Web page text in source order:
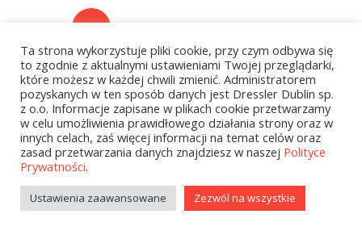
1
Kategorie
zobacz wszystkie
Ta strona wykorzystuje pliki cookie, przy czym odbywa się
to zgodnie z aktualnymi ustawieniami Twojej przeglądarki,
które możesz w każdej chwili zmienić. Administratorem
pozyskanych w ten sposób danych jest Dressler Dublin sp.
z o.o. Informacje zapisane w plikach cookie przetwarzamy
w celu umożliwienia prawidłowego działania strony oraz w
innych celach, zaś więcej informacji na temat celów oraz
zasad przetwarzania danych znajdziesz w naszej Polityce
Prywatności.
Ustawienia zaawansowane Zezwól na wszystkie